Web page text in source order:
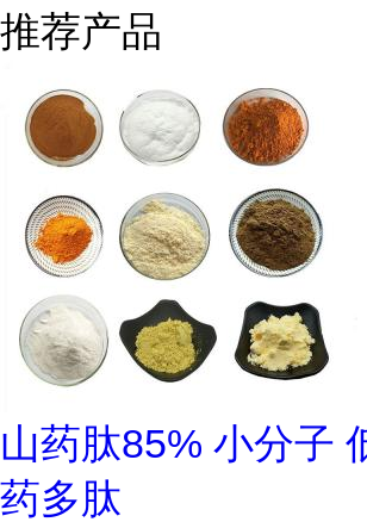
推荐产品
山药肽85% 小分子
药多肽